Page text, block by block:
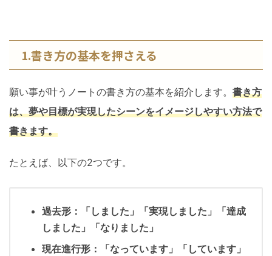
1.書き方の基本を押さえる
願い事が叶うノートの書き方の基本を紹介します。 書き方
は、夢や目標が実現したシーンをイメージしやすい方法で
書きます。
たとえば、以下の2つです。
過去形：「しました」「実現しました」「達成
しました」「なりました」
現在進行形：「なっています」「しています」